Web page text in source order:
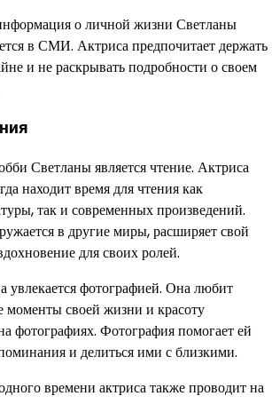
о личной жизни Светланы
в СМИ. Актриса предпочитает держать
и не раскрывать подробности о своем
Светланы является чтение. Актриса
находит время для чтения как
так и современных произведений.
в другие миры, расширяет свой
для своих ролей.
увлекается фотографией. Она любит
моменты своей жизни и красоту
фотографиях. Фотография помогает ей
и делиться ими с близкими.
времени актриса также проводит на